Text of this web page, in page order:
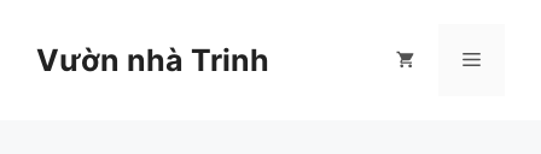
Vườn nhà Trinh Menu